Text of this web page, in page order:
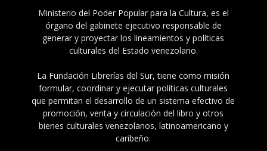
Ministerio del Poder Popular para la Cultura, es el
órgano del gabinete ejecutivo responsable de
generar y proyectar los lineamientos y políticas
culturales del Estado venezolano.
La Fundación Librerías del Sur, tiene como misión
formular, coordinar y ejecutar políticas culturales
que permitan el desarrollo de un sistema efectivo de
promoción, venta y circulación del libro y otros
bienes culturales venezolanos, latinoamericano y
caribeño.